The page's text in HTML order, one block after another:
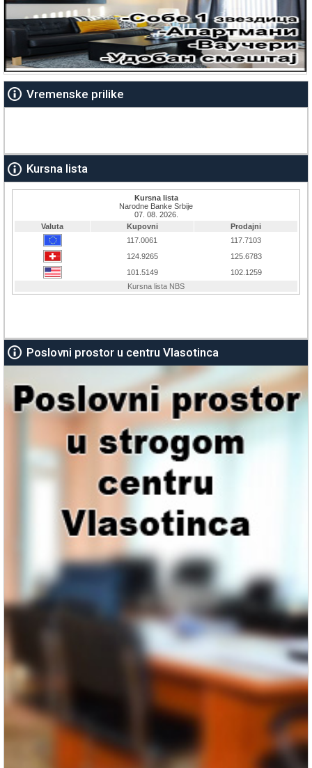
Vremenske prilike
Kursna lista
Poslovni prostor u centru Vlasotinca